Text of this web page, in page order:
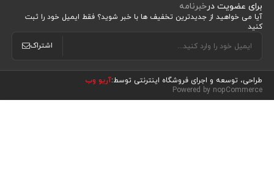
مشاهده محصولات (0)
برای عضویت درخبرنامه
آیا می خواهید از جدید‌ترین تخفیف‌ ها با‌ خبر شوید؟ فقط ایمیل خود را ثبت
کنید
اشتراک
طراحی، توسعه و اجرای فروشگاه اینترنتی توسط:آریو وب
Powered by nopCommerce